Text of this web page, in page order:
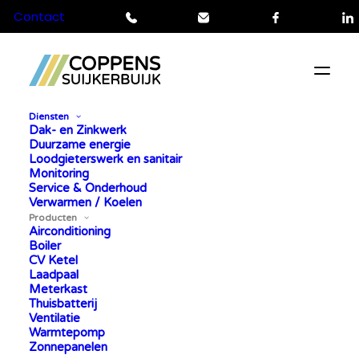
Contact Telefoon Mail Facebook
Diensten
Dak- en Zinkwerk
Duurzame energie
Loodgieterswerk en sanitair
Monitoring
Service & Onderhoud
Verwarmen / Koelen
Producten
Airconditioning
Boiler
CV Ketel
Laadpaal
Meterkast
Thuisbatterij
Ventilatie
Warmtepomp
Zonnepanelen
Home»Producten
PRODUCTEN